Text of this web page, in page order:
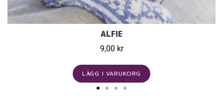
ALFIE
9,00 kr
LÄGG I VARUKORG